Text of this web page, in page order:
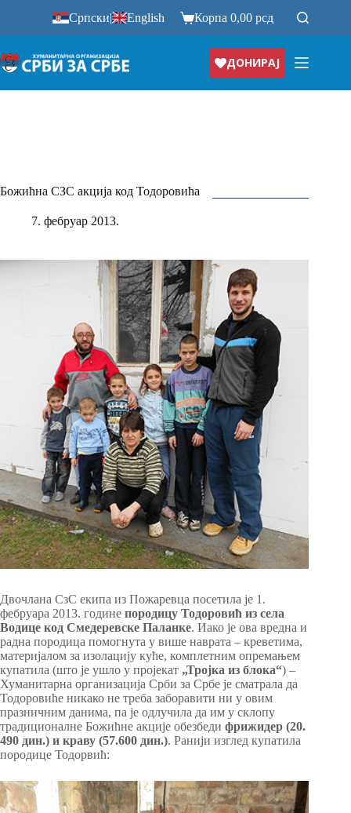
Српски| English Корпа0,00рсд
ДОНИРАЈ
Божићна СЗС акција код Тодоровића
7. фебруар 2013.
Двочлана СзС екипа из Пожаревца посетила је 1.
фебруара 2013. године породицу Тодоровић из села
Водице код Смедеревске Паланке. Иако је ова вредна и
радна породица помогнута у више наврата – креветима,
материјалом за изолацију куће, комплетним опремањем
купатила (што је ушло у пројекат „Тројка из блока“) –
Хуманитарна организација Срби за Србе је сматрала да
Тодоровиће никако не треба заборавити ни у овим
празничним данима, па је одлучила да им у склопу
традиционалне Божићне акције обезбеди фрижидер (20.
490 дин.) и краву (57.600 дин.). Ранији изглед купатила
породице Тодорвић: